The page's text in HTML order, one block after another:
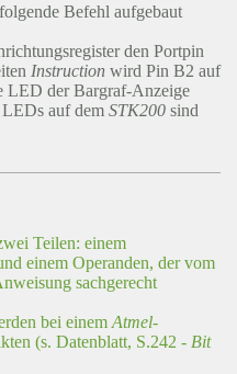
Befehl aufgebaut
den Portpin
Instruction wird Pin B2 auf
LED der Bargraf-Anzeige
auf dem STK200 sind
Teilen: einem
einem Operanden, der vom
sachgerecht
bei einem Atmel-
(s. Datenblatt, S.242 - Bit